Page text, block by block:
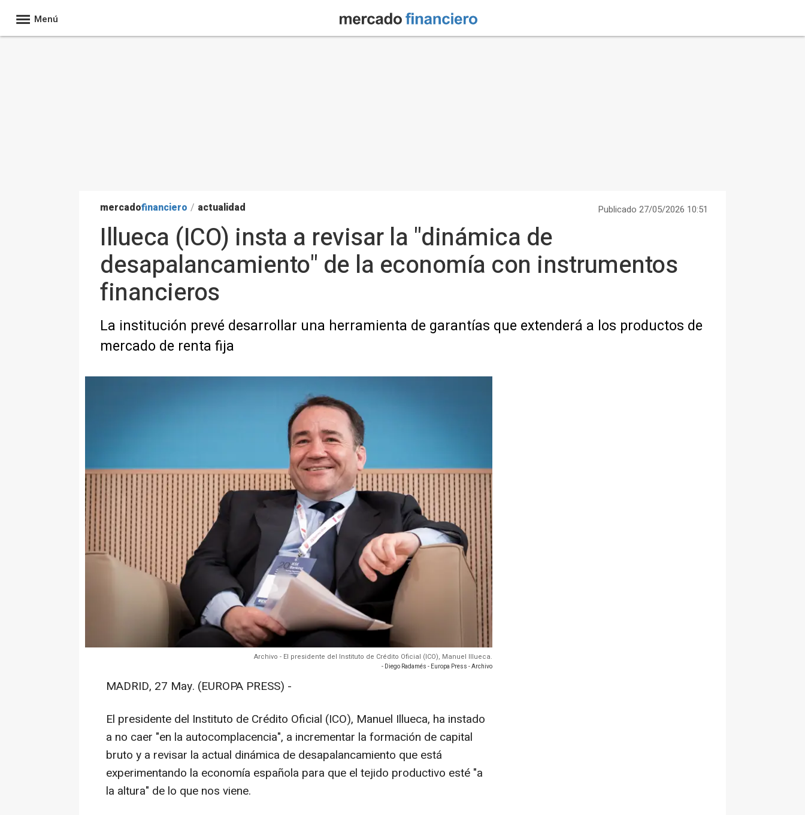
Menú
mercadofinanciero / actualidad Publicado 27/05/2026 10:51
Illueca (ICO) insta a revisar la "dinámica de
desapalancamiento" de la economía con instrumentos
financieros
La institución prevé desarrollar una herramienta de garantías que extenderá a los productos de
mercado de renta fija
Archivo - El presidente del Instituto de Crédito Oficial (ICO), Manuel Illueca.
- Diego Radamés - Europa Press - Archivo
MADRID, 27 May. (EUROPA PRESS) -
El presidente del Instituto de Crédito Oficial (ICO), Manuel Illueca, ha instado
a no caer "en la autocomplacencia", a incrementar la formación de capital
bruto y a revisar la actual dinámica de desapalancamiento que está
experimentando la economía española para que el tejido productivo esté "a
la altura" de lo que nos viene.